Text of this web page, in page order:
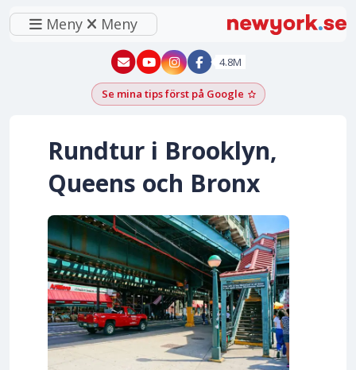
Meny Meny
New York - YouTube
New York - Instagram
4.8M
Se mina tips först på GoogleLägg till som
Rundtur i Brooklyn,
Queens och Bronx